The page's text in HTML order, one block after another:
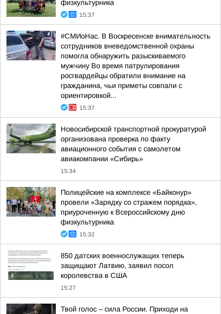
физкультурника
15:37
#СМИоНас. В Воскресенске внимательность
сотрудников вневедомственной охраны
помогла обнаружить разыскиваемого
мужчину Во время патрулирования
росгвардейцы обратили внимание на
гражданина, чьи приметы совпали с
ориентировкой...
15:37
Новосибирской транспортной прокуратурой
организована проверка по факту
авиационного события с самолетом
авиакомпании «Сибирь»
15:34
Полицейские на комплексе «Байконур»
провели «Зарядку со стражем порядка»,
приуроченную к Всероссийскому дню
физкультурника
15:32
850 датских военнослужащих теперь
защищают Латвию, заявил посол
королевства в США
15:27
Твой голос – сила России. Приходи на